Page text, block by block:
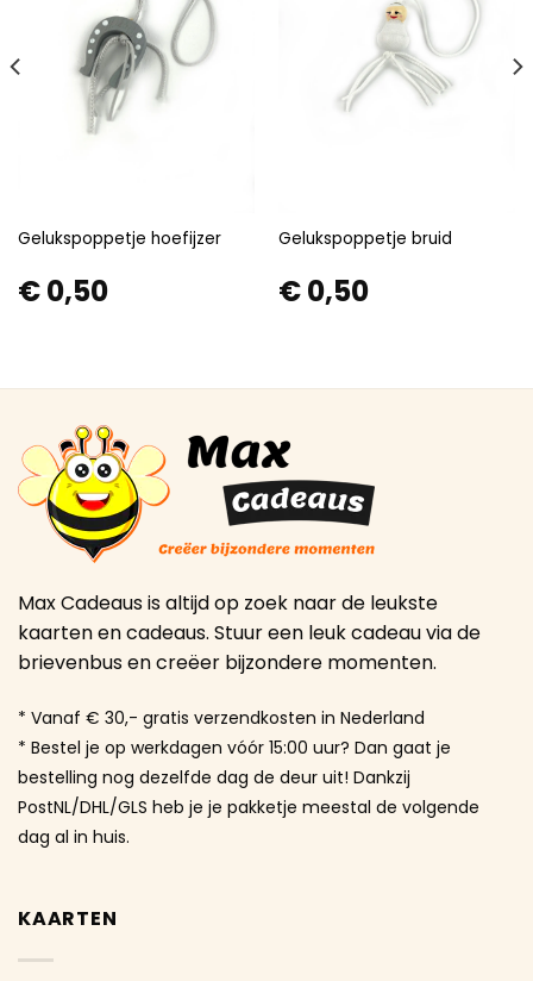
Gelukspoppetje hoefijzer
€0,50
Gelukspoppetje bruid
€0,50
Max Cadeaus is altijd op zoek naar de leukste
kaarten en cadeaus. Stuur een leuk cadeau via de
brievenbus en creëer bijzondere momenten.
* Vanaf € 30,- gratis verzendkosten in Nederland
* Bestel je op werkdagen vóór 15:00 uur? Dan gaat je
bestelling nog dezelfde dag de deur uit! Dankzij
PostNL/DHL/GLS heb je je pakketje meestal de volgende
dag al in huis.
KAARTEN